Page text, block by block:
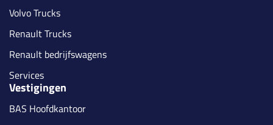
Volvo Trucks
Renault Trucks
Renault bedrijfswagens
Services
Vestigingen
BAS Hoofdkantoor